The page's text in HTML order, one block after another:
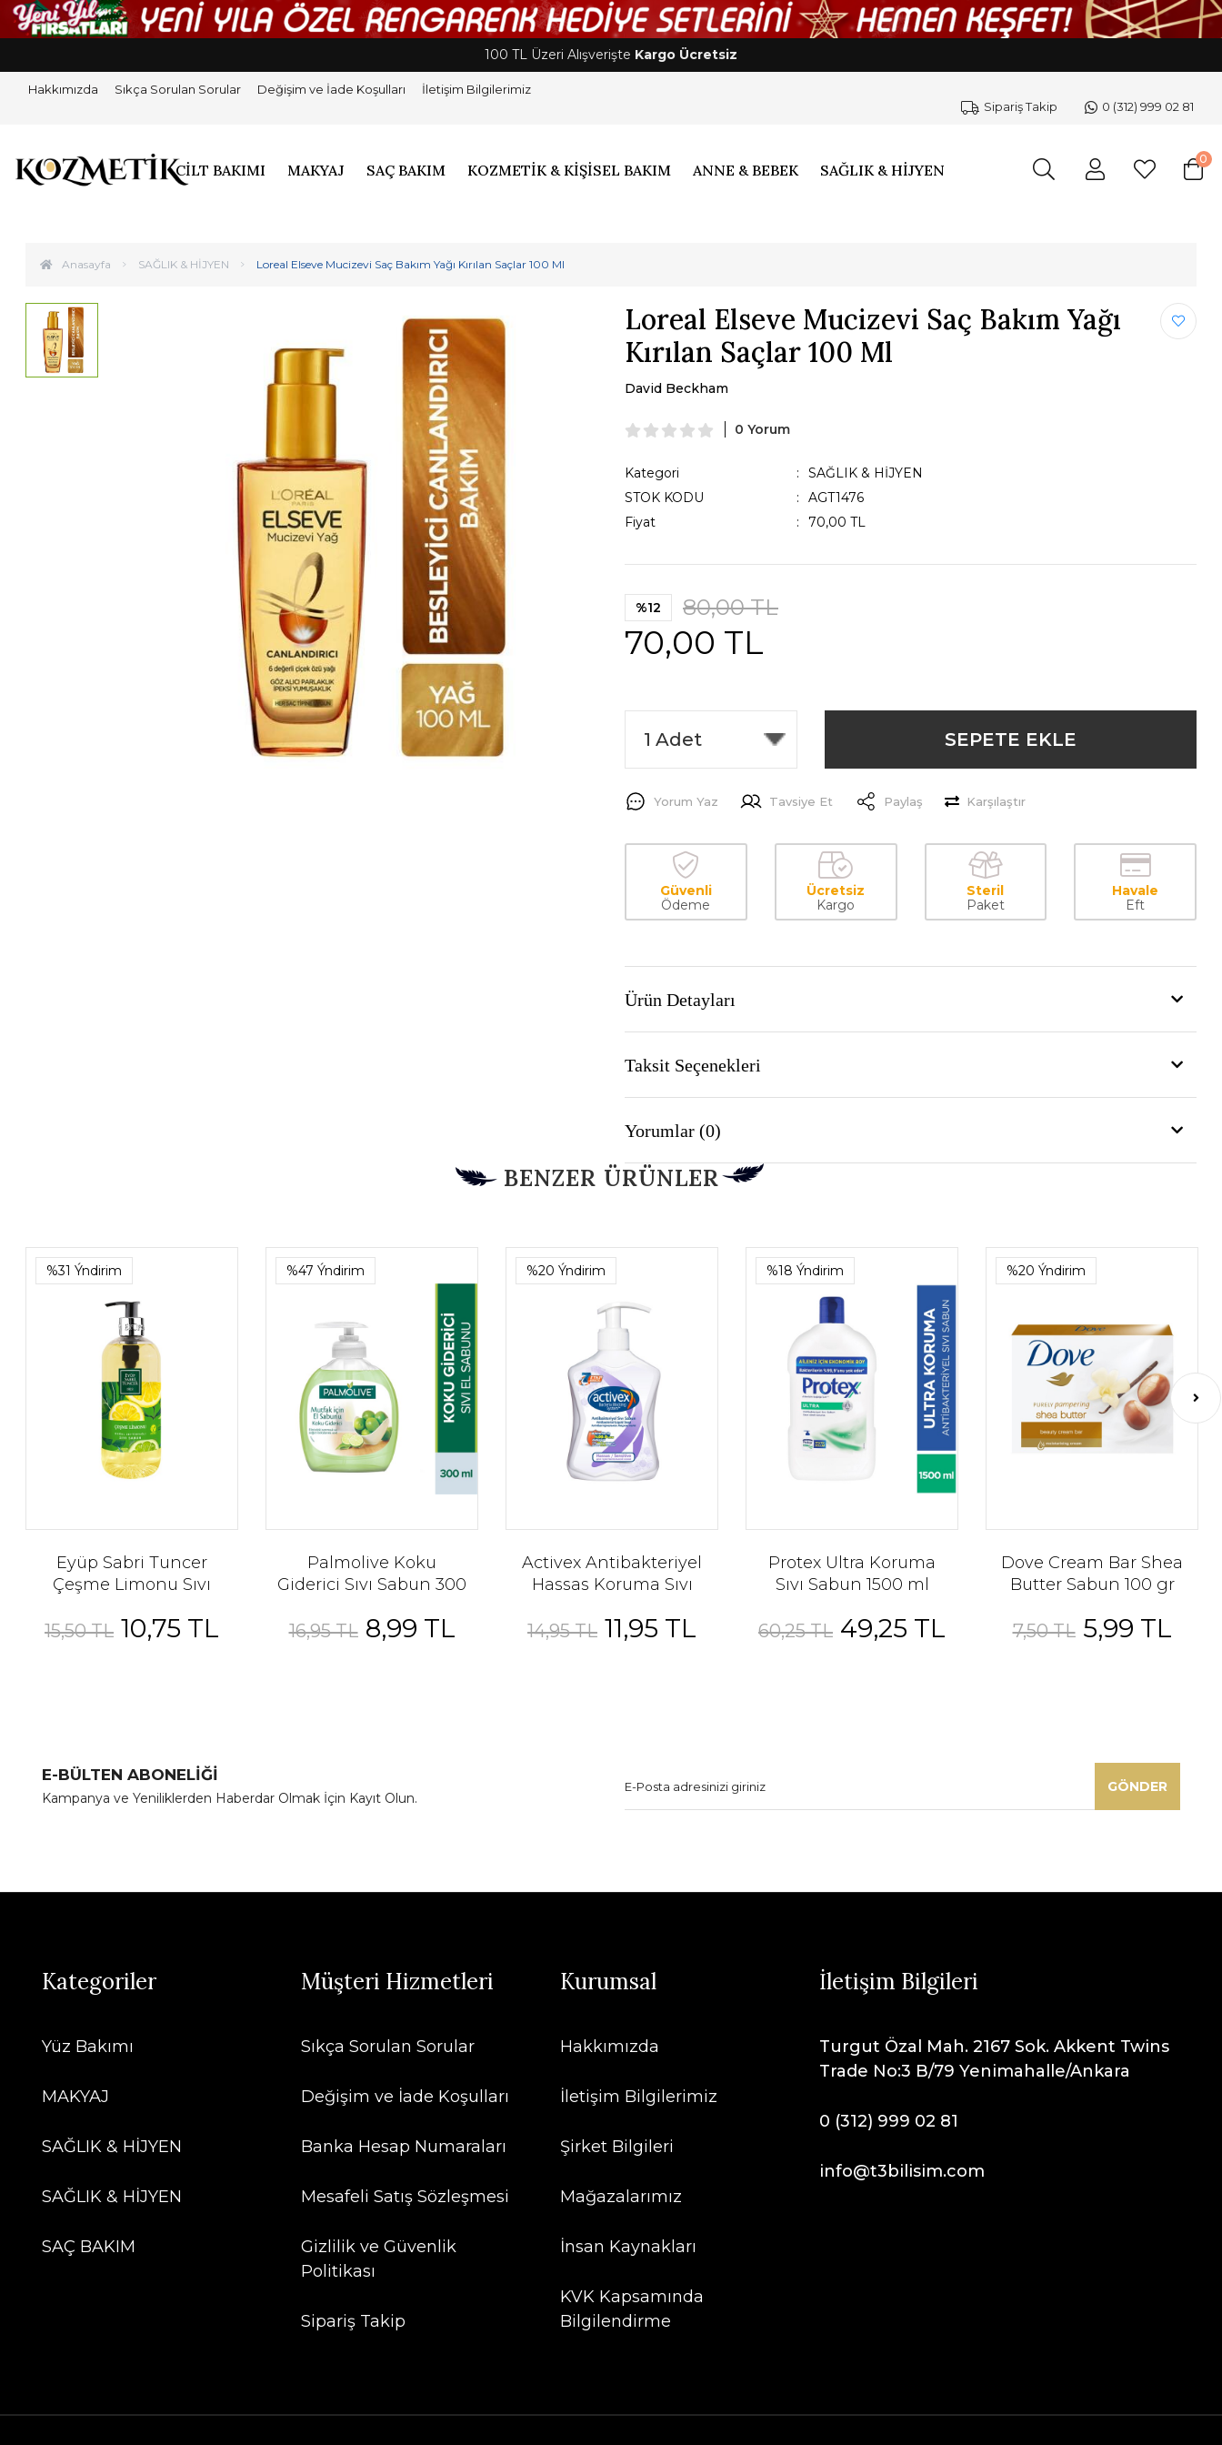
100 TL Üzeri Alışverişte Kargo Ücretsiz
Hakkımızda Sıkça Sorulan Sorular Değişim ve İade Koşulları
İletişim Bilgilerimiz
Sipariş Takip
0 (312) 999 02 81
CİLT BAKIMI MAKYAJ SAÇ BAKIM KOZMETİK & KİŞİSEL BAKIM ANNE & BEBEK SAĞLIK & HİJYEN
0
Anasayfa SAĞLIK & HİJYEN Loreal Elseve Mucizevi Saç Bakım Yağı Kırılan Saçlar 100 Ml
Loreal Elseve Mucizevi Saç Bakım Yağı
Kırılan Saçlar 100 Ml
David Beckham
0 Yorum
Kategori
SAĞLIK & HİJYEN
STOK KODU
AGT1476
Fiyat
70,00 TL
%12 80,00 TL
70,00 TL
SEPETE EKLE
Yorum Yaz Tavsiye Et Paylaş Karşılaştır
Güvenli
Ödeme
Ücretsiz
Kargo
Steril
Paket
Havale
Eft
Ürün Detayları
Taksit Seçenekleri
Yorumlar (0)
BENZER ÜRÜNLER
%31 Ýndirim
Eyüp Sabri Tuncer
Çeşme Limonu Sıvı
15,50 TL 10,75 TL
%47 Ýndirim
Palmolive Koku
Giderici Sıvı Sabun 300
16,95 TL 8,99 TL
%20 Ýndirim
Activex Antibakteriyel
Hassas Koruma Sıvı
14,95 TL 11,95 TL
%18 Ýndirim
Protex Ultra Koruma
Sıvı Sabun 1500 ml
60,25 TL 49,25 TL
%20 Ýndirim
Dove Cream Bar Shea
Butter Sabun 100 gr
7,50 TL 5,99 TL
E-BÜLTEN ABONELİĞİ
Kampanya ve Yeniliklerden Haberdar Olmak İçin Kayıt Olun.
GÖNDER
Kategoriler
Yüz Bakımı
MAKYAJ
SAĞLIK & HİJYEN
SAĞLIK & HİJYEN
SAÇ BAKIM
Müşteri Hizmetleri
Sıkça Sorulan Sorular
Değişim ve İade Koşulları
Banka Hesap Numaraları
Mesafeli Satış Sözleşmesi
Gizlilik ve Güvenlik
Politikası
Sipariş Takip
Kurumsal
Hakkımızda
İletişim Bilgilerimiz
Şirket Bilgileri
Mağazalarımız
İnsan Kaynakları
KVK Kapsamında
Bilgilendirme
İletişim Bilgileri
Turgut Özal Mah. 2167 Sok. Akkent Twins
Trade No:3 B/79 Yenimahalle/Ankara
0 (312) 999 02 81
info@t3bilisim.com